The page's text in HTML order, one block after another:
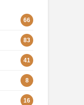
66
83
41
8
16